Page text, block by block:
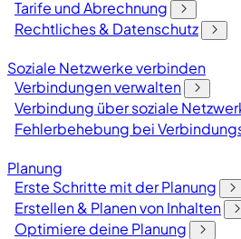
Tarife und Abrechnung
Rechtliches & Datenschutz
Soziale Netzwerke verbinden
Verbindungen verwalten
Verbindung über soziale
Fehlerbehebung bei
Planung
Erste Schritte mit der Planung
Erstellen & Planen von Inhalten
Optimiere deine Planung